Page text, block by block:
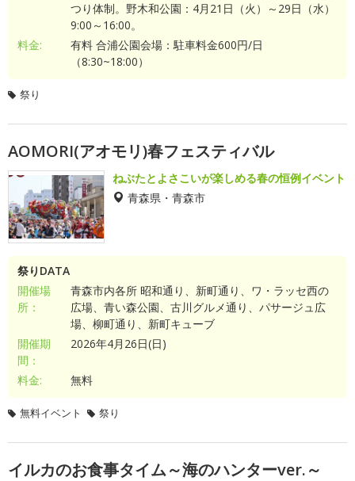
つり体制。野木和公園：4月21日（火）～29日（水）
9:00～16:00。
料金:
有料 合浦公園会場：駐車料金600円/日
（8:30~18:00）
祭り
AOMORI(アオモリ)春フェスティバル
ねぶたとよさこいが楽しめる春の恒例イベント
青森県・青森市
祭りDATA
開催場
所：
青森市内各所 昭和通り、新町通り、ワ・ラッセ西の
広場、青い森公園、古川グルメ通り、パサージュ広
場、柳町通り、新町キューブ
開催期
間：
2026年4月26日(日)
料金: 無料
無料イベント 祭り
イルカのお食事タイム～海のハンターver.～